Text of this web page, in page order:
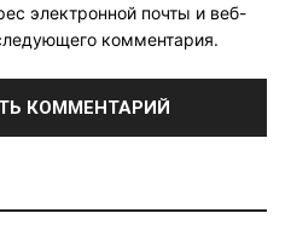
электронной почты и веб-
комментария.